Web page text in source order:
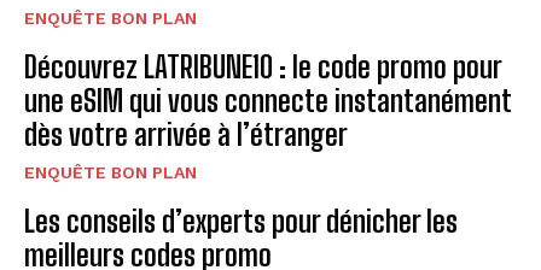
ENQUÊTE BON PLAN
Découvrez LATRIBUNE10 : le code promo pour
une eSIM qui vous connecte instantanément
dès votre arrivée à l’étranger
ENQUÊTE BON PLAN
Les conseils d’experts pour dénicher les
meilleurs codes promo